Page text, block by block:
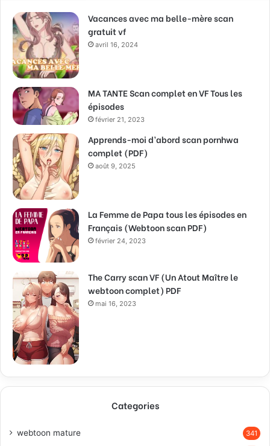
Vacances avec ma belle-mère scan
gratuit vf
avril 16, 2024
MA TANTE Scan complet en VF Tous les
épisodes
février 21, 2023
Apprends-moi d’abord scan pornhwa
complet (PDF)
août 9, 2025
La Femme de Papa tous les épisodes en
Français (Webtoon scan PDF)
février 24, 2023
The Carry scan VF (Un Atout Maître le
webtoon complet) PDF
mai 16, 2023
Categories
webtoon mature 341